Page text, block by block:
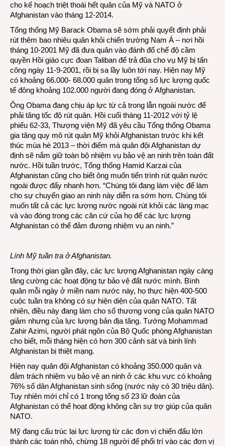
cho kế hoạch triệt thoái hết quân của Mỹ và NATO ở
Afghanistan vào tháng 12-2014.
Tổng thống Mỹ Barack Obama sẽ sớm phải quyết định phải
rút thêm bao nhiêu quân khỏi chiến trường Nam Á – nơi hồi
tháng 10-2001 Mỹ đã đưa quân vào đánh đổ chế độ cầm
quyền Hồi giáo cực đoan Taliban để trả đũa cho vụ Mỹ bị tấn
công ngày 11-9-2001, rồi bị sa lầy luôn tới nay. Hiện nay Mỹ
có khoảng 66.000- 68.000 quân trong tổng số lực lượng quốc
tế đông khoảng 102.000 người đang đóng ở Afghanistan.
Ông Obama đang chịu áp lực từ cả trong lẫn ngoài nước để
phải tăng tốc độ rút quân. Hồi cuối tháng 11-2012 với tỷ lệ
phiếu 62-33, Thượng viện Mỹ đã yêu cầu Tổng thống Obama
gia tăng quy mô rút quân Mỹ khỏi Afghanistan trước khi kết
thúc mùa hè 2013 – thời điểm mà quân đội Afghanistan dự
định sẽ nắm giữ toàn bộ nhiệm vụ bảo vệ an ninh trên toàn đất
nước. Hồi tuần trước, Tổng thống Hamid Karzai của
Afghanistan cũng cho biết ông muốn tiến trình rút quân nước
ngoài được đẩy nhanh hơn. “Chúng tôi đang làm việc để làm
cho sự chuyển giao an ninh này diễn ra sớm hơn. Chúng tôi
muốn tất cả các lực lượng nước ngoài rút khỏi các làng mạc
và vào đóng trong các căn cứ của họ để các lực lượng
Afghanistan có thể đảm đương nhiệm vụ an ninh.”
Lính Mỹ tuần tra ở Afghanistan.
Trong thời gian gần đây, các lực lượng Afghanistan ngày càng
tăng cường các hoạt động tự bảo vệ đất nước mình. Bình
quân mỗi ngày ở miền nam nước này, họ thực hiện 400-500
cuộc tuần tra không có sự hiện diện của quân NATO. Tất
nhiên, điều này đang làm cho số thương vong của quân NATO
giảm nhưng của lực lượng bản địa tăng. Tướng Mohammad
Zahir Azimi, người phát ngôn của Bộ Quốc phòng Afghanistan
cho biết, mỗi tháng hiện có hơn 300 cảnh sát và binh lính
Afghanistan bị thiệt mạng.
Hiện nay quân đội Afghanistan có khoảng 350.000 quân và
đảm trách nhiệm vụ bảo vệ an ninh ở các khu vực có khoảng
76% số dân Afghanistan sinh sống (nước này có 30 triệu dân).
Tuy nhiên mới chỉ có 1 trong tổng số 23 lữ đoàn của
Afghanistan có thể hoạt động không cần sự trợ giúp của quân
NATO.
Mỹ đang cấu trúc lại lực lượng từ các đơn vị chiến đấu lớn
thành các toán nhỏ, chừng 18 người để phối trí vào các đơn vị